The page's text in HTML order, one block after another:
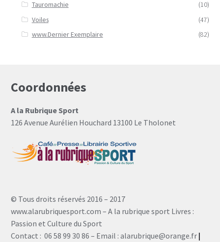
Tauromachie
(10)
Voiles
(47)
www.Dernier Exemplaire
(82)
Coordonnées
A la Rubrique Sport
126 Avenue Aurélien Houchard 13100 Le Tholonet
© Tous droits réservés 2016 – 2017
www.alarubriquesport.com – A la rubrique sport Livres :
Passion et Culture du Sport
Contact : 06 58 99 30 86 – Email : alarubrique@orange.fr |